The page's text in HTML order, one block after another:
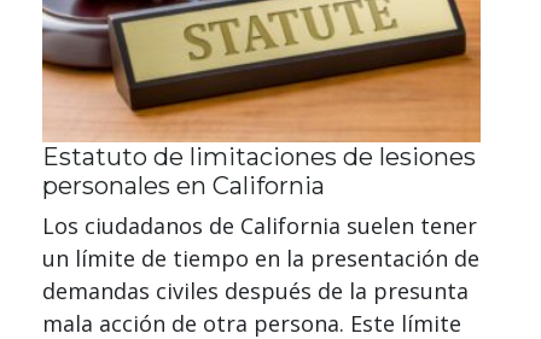
Estatuto de limitaciones de lesiones
personales en California
Los ciudadanos de California suelen tener
un límite de tiempo en la presentación de
demandas civiles después de la presunta
mala acción de otra persona. Este límite